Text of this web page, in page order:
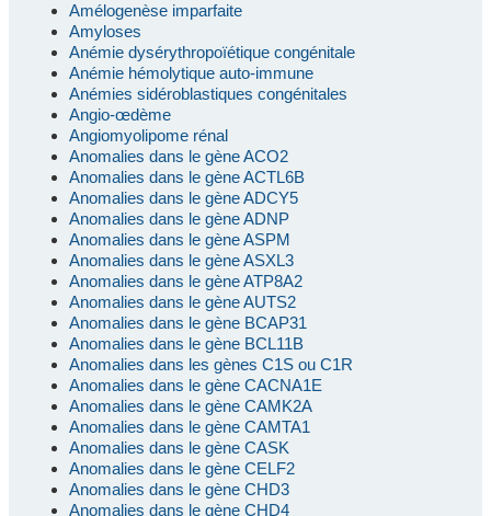
Amélogenèse imparfaite
Amyloses
Anémie dysérythropoïétique congénitale
Anémie hémolytique auto-immune
Anémies sidéroblastiques congénitales
Angio-œdème
Angiomyolipome rénal
Anomalies dans le gène ACO2
Anomalies dans le gène ACTL6B
Anomalies dans le gène ADCY5
Anomalies dans le gène ADNP
Anomalies dans le gène ASPM
Anomalies dans le gène ASXL3
Anomalies dans le gène ATP8A2
Anomalies dans le gène AUTS2
Anomalies dans le gène BCAP31
Anomalies dans le gène BCL11B
Anomalies dans les gènes C1S ou C1R
Anomalies dans le gène CACNA1E
Anomalies dans le gène CAMK2A
Anomalies dans le gène CAMTA1
Anomalies dans le gène CASK
Anomalies dans le gène CELF2
Anomalies dans le gène CHD3
Anomalies dans le gène CHD4